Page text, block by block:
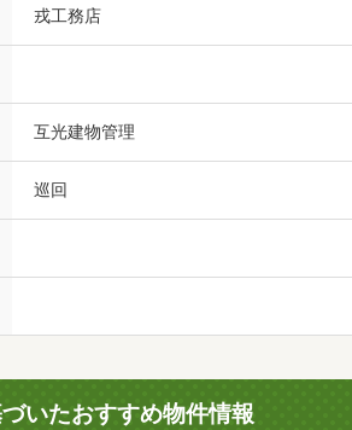
戎工務店
互光建物管理
巡回
いたおすすめ物件情報